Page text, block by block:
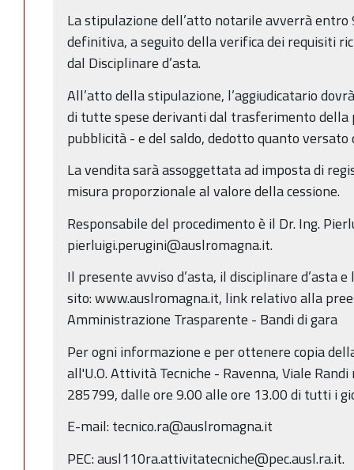
La stipulazione dell’atto notarile avverrà entro
definitiva, a seguito della verifica dei requisiti
dal Disciplinare d’asta.
All’atto della stipulazione, l’aggiudicatario
di tutte spese derivanti dal trasferimento
pubblicità - e del saldo, dedotto quanto versato
La vendita sarà assoggettata ad imposta di
misura proporzionale al valore della cessione.
Responsabile del procedimento è il Dr. Ing.
pierluigi.perugini@auslromagna.it.
Il presente avviso d’asta, il disciplinare d’asta
sito: www.auslromagna.it, link relativo alla
Amministrazione Trasparente - Bandi di gara
Per ogni informazione e per ottenere copia
all'U.O. Attività Tecniche - Ravenna, Viale
285799, dalle ore 9.00 alle ore 13.00 di tutti i
E-mail: tecnico.ra@auslromagna.it
PEC: ausl110ra.attivitatecniche@pec.ausl.ra.it.